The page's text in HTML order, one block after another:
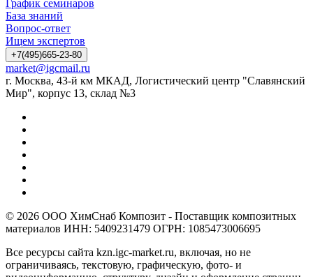
График семинаров
База знаний
Вопрос-ответ
Ищем экспертов
+7(495)665-23-80
market@igcmail.ru
г. Москва, 43-й км МКАД, Логистический центр "Славянский
Мир", корпус 13, склад №3
© 2026 ООО ХимСнаб Композит - Поставщик композитных
материалов ИНН: 5409231479 ОГРН: 1085473006695
Все ресурсы сайта kzn.igc-market.ru, включая, но не
ограничиваясь, текстовую, графическую, фото- и